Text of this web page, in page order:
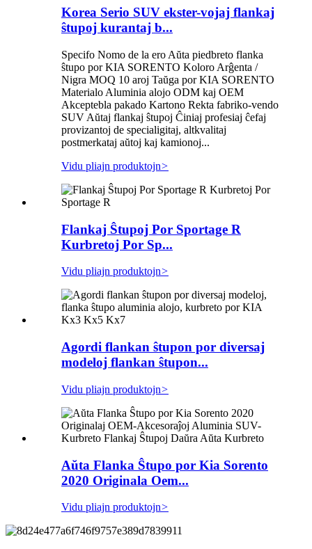
Korea Serio SUV ekster-vojaj flankaj
ŝtupoj kurantaj b...
Specifo Nomo de la ero Aŭta piedbreto flanka
ŝtupo por KIA SORENTO Koloro Arĝenta /
Nigra MOQ 10 aroj Taŭga por KIA SORENTO
Materialo Aluminia alojo ODM kaj OEM
Akceptebla pakado Kartono Rekta fabriko-vendo
SUV Aŭtaj ​​flankaj ŝtupoj Ĉiniaj profesiaj ĉefaj
provizantoj de specialigitaj, altkvalitaj
postmerkataj aŭtoj kaj kamionoj...
Vidu pliajn produktojn>
Flankaj Ŝtupoj Por Sportage R
Kurbretoj Por Sp...
Vidu pliajn produktojn>
Agordi flankan ŝtupon por diversaj
modeloj flankan ŝtupon...
Vidu pliajn produktojn>
Aŭta Flanka Ŝtupo por Kia Sorento
2020 Originala Oem...
Vidu pliajn produktojn>